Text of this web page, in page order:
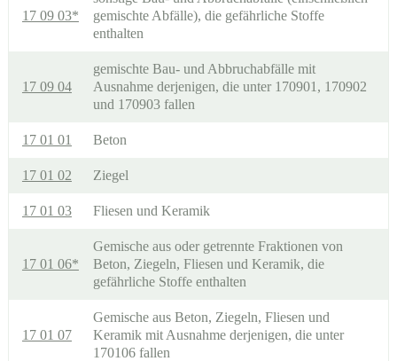
17 09 03*
gemischte Abfälle), die gefährliche Stoffe
enthalten
17 09 04
gemischte Bau- und Abbruchabfälle mit
Ausnahme derjenigen, die unter 170901, 170902
und 170903 fallen
17 01 01 Beton
17 01 02 Ziegel
17 01 03 Fliesen und Keramik
17 01 06*
Gemische aus oder getrennte Fraktionen von
Beton, Ziegeln, Fliesen und Keramik, die
gefährliche Stoffe enthalten
17 01 07
Gemische aus Beton, Ziegeln, Fliesen und
Keramik mit Ausnahme derjenigen, die unter
170106 fallen